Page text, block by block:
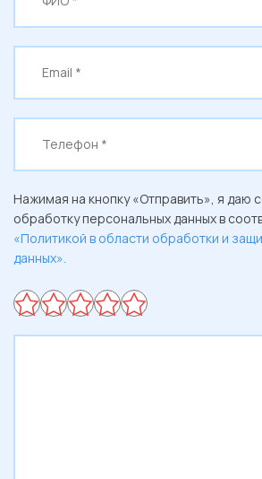
Нажимая на кнопку «Отправить», я даю
обработку персональных данных в
«Политикой в области обработки и
данных».